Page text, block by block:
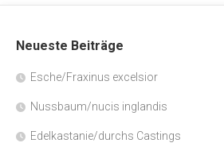
Neueste Beiträge
Esche/Fraxinus excelsior
Nussbaum/nucis inglandis
Edelkastanie/durchs Castings